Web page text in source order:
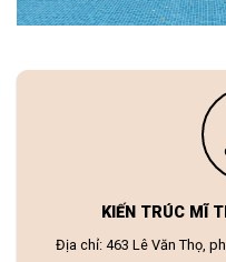
KIẾN TRÚC MĨ
Địa chỉ: 463 Lê Văn Thọ,